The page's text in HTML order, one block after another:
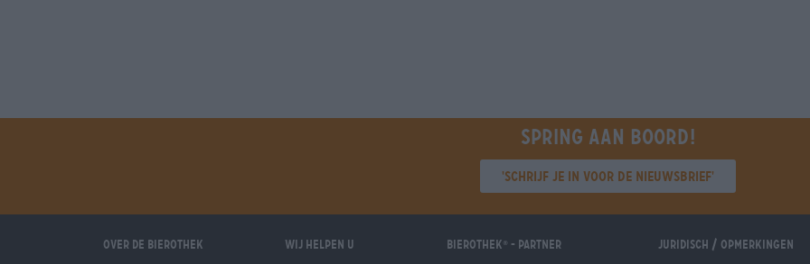
Spring aan boord!
'Schrijf je in voor de nieuwsbrief'
Over de Bierothek Wij helpen u Bierothek ® - Partner Juridisch / Opmerkingen